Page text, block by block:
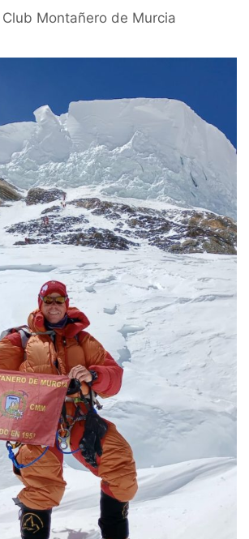
Club Montañero de Murcia